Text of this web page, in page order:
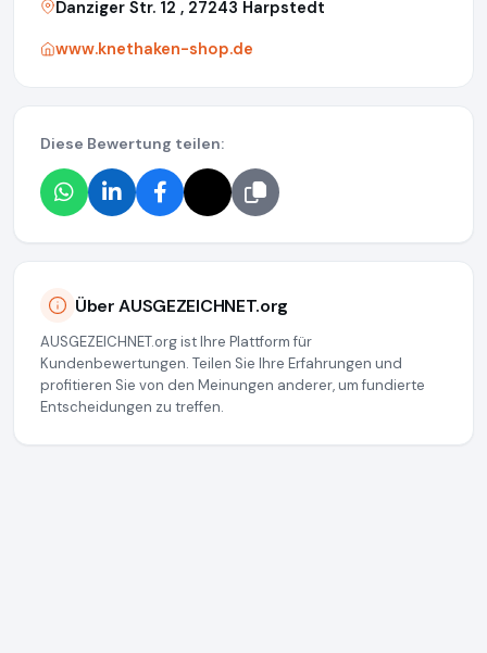
Danziger Str. 12 , 27243 Harpstedt
www.knethaken-shop.de
Diese Bewertung teilen:
Über AUSGEZEICHNET.org
AUSGEZEICHNET.org ist Ihre Plattform für
Kundenbewertungen. Teilen Sie Ihre Erfahrungen und
profitieren Sie von den Meinungen anderer, um fundierte
Entscheidungen zu treffen.